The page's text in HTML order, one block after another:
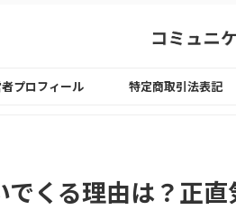
プロフィール 特定商取引法表記
くる理由は？正